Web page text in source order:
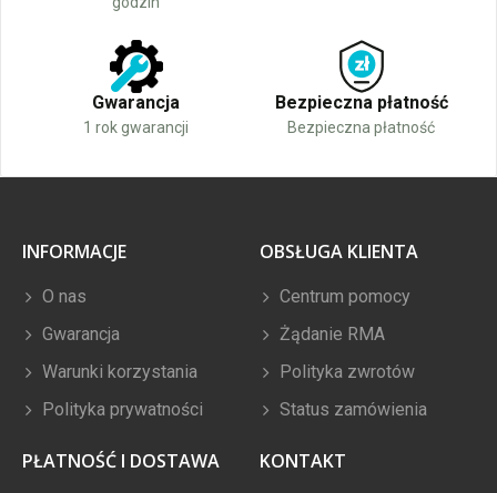
Gwarancja
1 rok gwarancji
Bezpieczna płatność
Bezpieczna płatność
INFORMACJE
O nas
Gwarancja
Warunki korzystania
Polityka prywatności
OBSŁUGA KLIENTA
Centrum pomocy
Żądanie RMA
Polityka zwrotów
Status zamówienia
PŁATNOŚĆ I DOSTAWA KONTAKT